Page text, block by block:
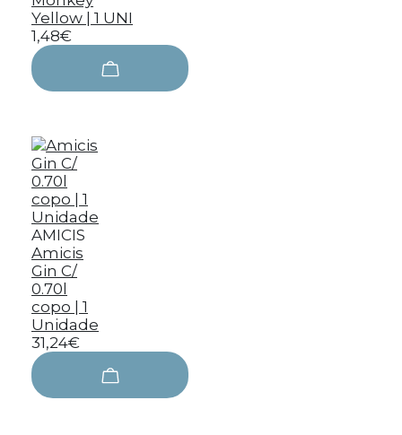
Yellow | 1 UNI
1,48€
AMICIS
Amicis
Gin C/
0.70l
copo | 1
Unidade
31,24€